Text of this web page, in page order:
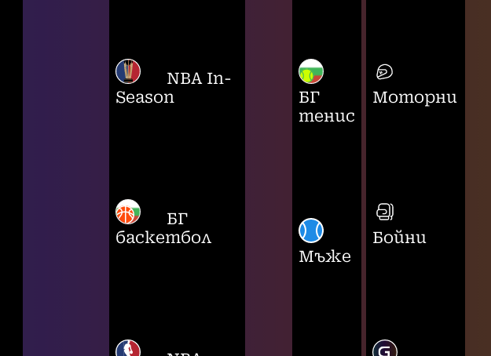
NBA In-
Season
БГ
баскетбол
БГ
тенис
Мъже
Моторни
Бойни